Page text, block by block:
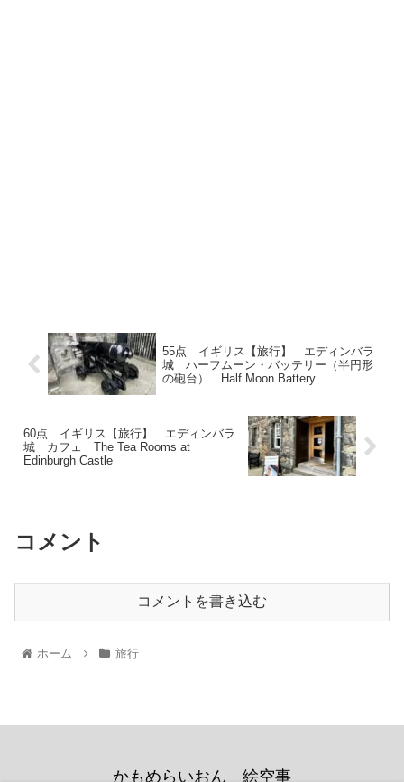
55点 イギリス【旅行】 エディンバラ
城 ハーフムーン・バッテリー（半円形
の砲台） Half Moon Battery
60点 イギリス【旅行】 エディンバラ
城 カフェ The Tea Rooms at
Edinburgh Castle
コメント
コメントを書き込む
ホーム 旅行
かもめらいおん 絵空事